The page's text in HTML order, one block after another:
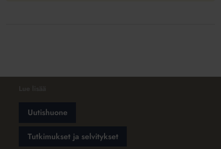
Uutishuone
Tutkimukset ja selvitykset